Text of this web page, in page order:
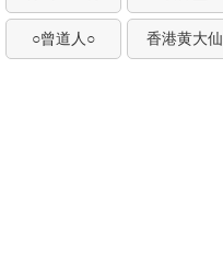
○曾道人○ 香港黄大仙